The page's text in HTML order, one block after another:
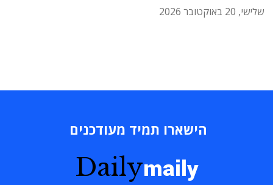
שלישי, 20 באוקטובר 2026
הישארו תמיד מעודכנים
Dailymaily